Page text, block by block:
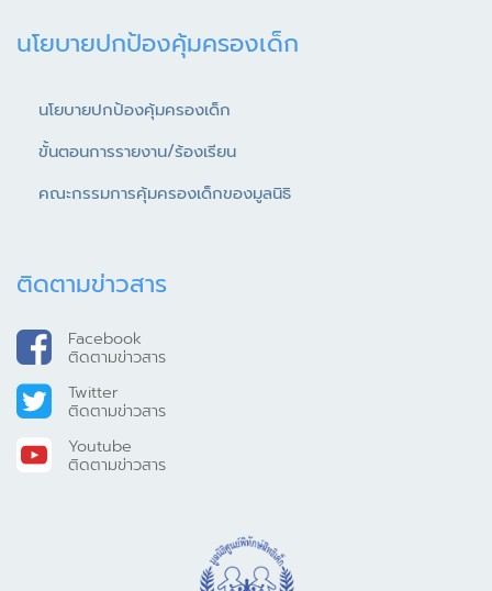
นโยบายปกป้องคุ้มครองเด็ก
นโยบายปกป้องคุ้มครองเด็ก
ขั้นตอนการรายงาน/ร้องเรียน
คณะกรรมการคุ้มครองเด็กของมูลนิธิ
ติดตามข่าวสาร
Facebook
ติดตามข่าวสาร
Twitter
ติดตามข่าวสาร
Youtube
ติดตามข่าวสาร